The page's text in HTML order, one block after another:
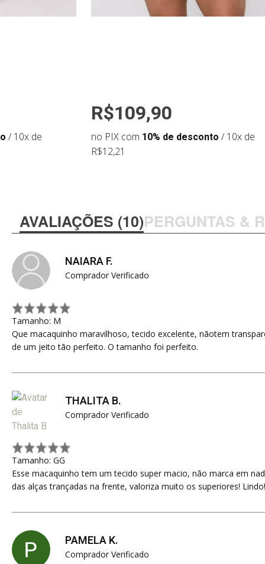
/ 10x de
R$109,90
no PIX com 10% de desconto / 10x de
R$12,21
AVALIAÇÕES (10)PERGUNTAS &
NAIARA F.
Comprador Verificado
Tamanho: M
Que macaquinho maravilhoso, tecido excelente, nãotem
de um jeito tão perfeito. O tamanho foi perfeito.
THALITA B.
Comprador Verificado
Tamanho: GG
Esse macaquinho tem um tecido super macio, não marca em
das alças trançadas na frente, valoriza muito os superiores! Lindo!
PAMELA K.
Comprador Verificado